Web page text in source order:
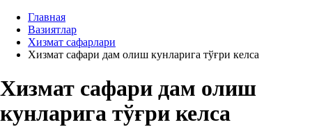
Главная
Вазиятлар
Хизмат сафарлари
Хизмат сафари дам олиш кунларига тўғри келса
Хизмат сафари дам олиш
кунларига тўғри келса